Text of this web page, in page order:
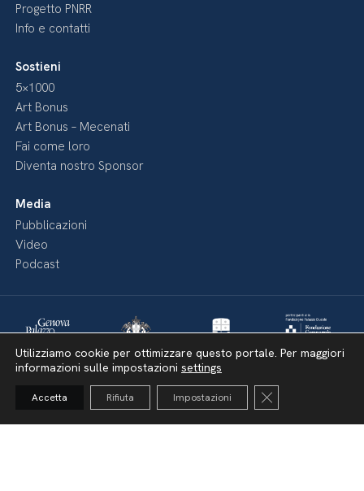
Progetto PNRR
Info e contatti
Sostieni
5×1000
Art Bonus
Art Bonus – Mecenati
Fai come loro
Diventa nostro Sponsor
Media
Pubblicazioni
Video
Podcast
Utilizziamo cookie per ottimizzare questo portale. Per maggiori
informazioni sulle impostazioni settings
Accetta Rifiuta Impostazioni Close GDPR